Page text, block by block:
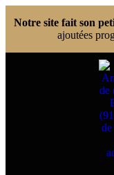
Notre site fait son
ajoutées